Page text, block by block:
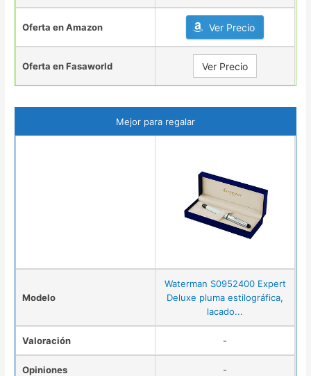
Oferta en Amazon Ver Precio
Oferta en Fasaworld Ver Precio
Mejor para regalar
Modelo
Waterman S0952400 Expert
Deluxe pluma estilográfica,
lacado...
Valoración -
Opiniones -